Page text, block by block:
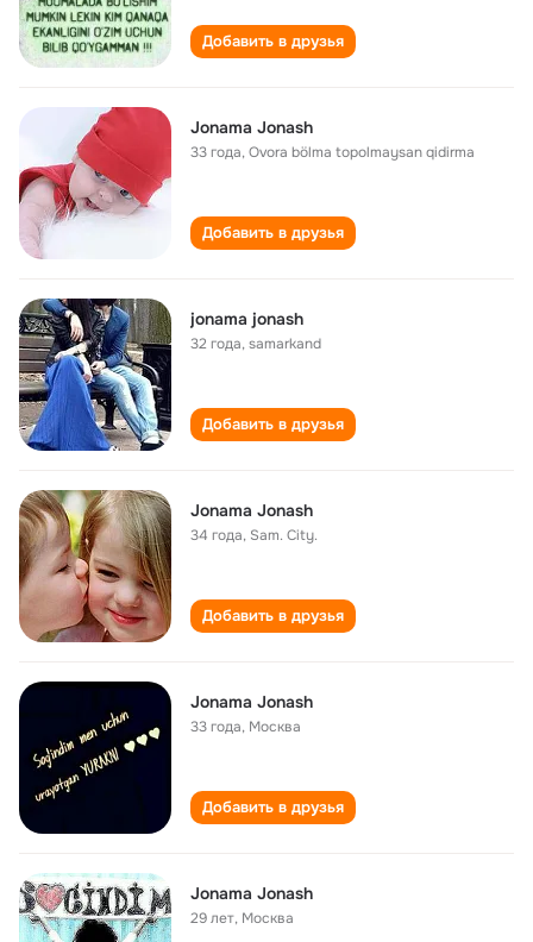
Добавить в друзья
Jonama Jonash
33 года,Ovora bölma topolmaysan qidirma
Добавить в друзья
jonama jonash
32 года,samarkand
Добавить в друзья
Jonama Jonash
34 года, Sam. City.
Добавить в друзья
Jonama Jonash
33 года, Москва
Добавить в друзья
Jonama Jonash
29 лет, Москва